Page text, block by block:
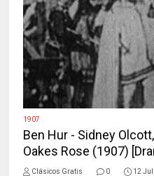
1907
Ben Hur - Sidney
Oakes Rose (1907)
Clásicos Gratis 0 12